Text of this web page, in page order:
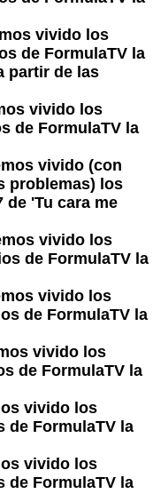
vivido los
de FormulaTV la
partir de las
vivido los
de FormulaTV la
vivido (con
problemas) los
de 'Tu cara me
vivido los
de FormulaTV la
vivido los
de FormulaTV la
vivido los
de FormulaTV la
vivido los
de FormulaTV la
vivido los
de FormulaTV la